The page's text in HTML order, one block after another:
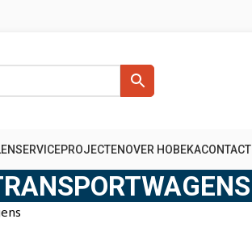
SERVICEPROJECTENOVER HOBEKACONTACT